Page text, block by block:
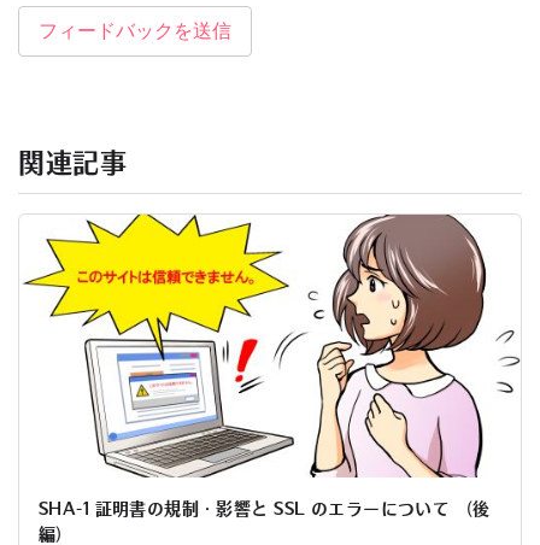
フィードバックを送信
関連記事
SHA-1 証明書の規制・影響と SSL のエラーについて （後
編）